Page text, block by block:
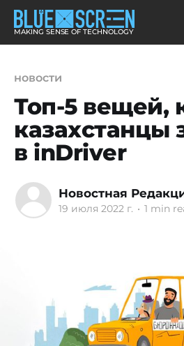
MAKING SENSE OF TECHNOLOGY
новости
Топ-5 вещей,
казахстанцы
в inDriver
Новостная
19 июля 2022 г. • 1 min